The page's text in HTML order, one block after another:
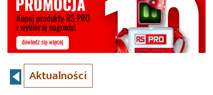
Aktualności